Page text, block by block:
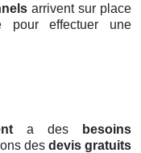
arrivent sur place
pour effectuer une
a des
besoins
des devis gratuits